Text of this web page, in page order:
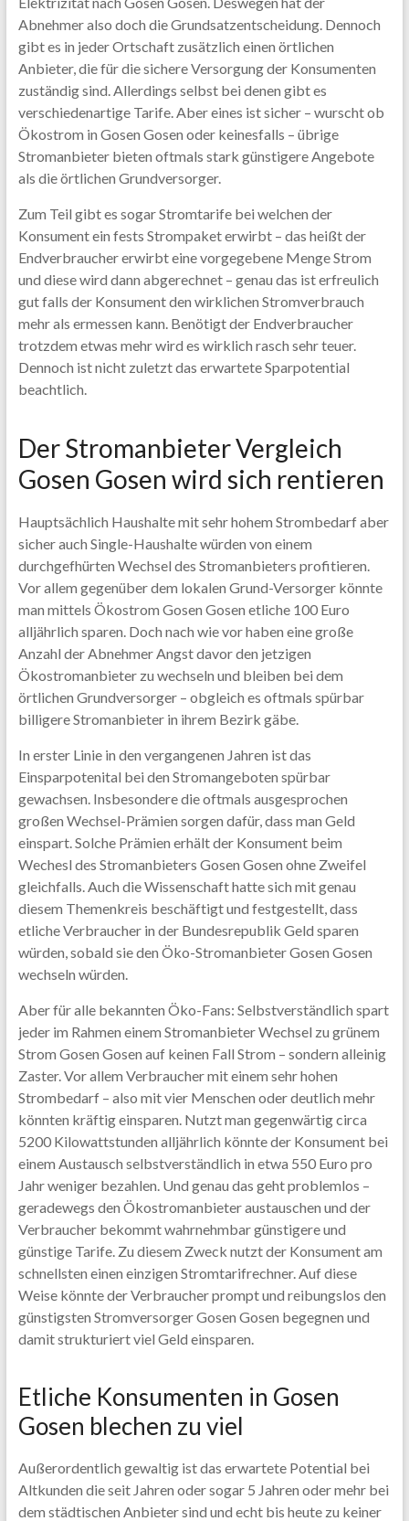
Abnehmer also doch die Grundsatzentscheidung. Dennoch
gibt es in jeder Ortschaft zusätzlich einen örtlichen
Anbieter, die für die sichere Versorgung der Konsumenten
zuständig sind. Allerdings selbst bei denen gibt es
verschiedenartige Tarife. Aber eines ist sicher – wurscht ob
Ökostrom in Gosen Gosen oder keinesfalls – übrige
Stromanbieter bieten oftmals stark günstigere Angebote
als die örtlichen Grundversorger.
Zum Teil gibt es sogar Stromtarife bei welchen der
Konsument ein fests Strompaket erwirbt – das heißt der
Endverbraucher erwirbt eine vorgegebene Menge Strom
und diese wird dann abgerechnet – genau das ist erfreulich
gut falls der Konsument den wirklichen Stromverbrauch
mehr als ermessen kann. Benötigt der Endverbraucher
trotzdem etwas mehr wird es wirklich rasch sehr teuer.
Dennoch ist nicht zuletzt das erwartete Sparpotential
beachtlich.
Der Stromanbieter Vergleich
Gosen Gosen wird sich rentieren
Hauptsächlich Haushalte mit sehr hohem Strombedarf aber
sicher auch Single-Haushalte würden von einem
durchgefhürten Wechsel des Stromanbieters profitieren.
Vor allem gegenüber dem lokalen Grund-Versorger könnte
man mittels Ökostrom Gosen Gosen etliche 100 Euro
alljährlich sparen. Doch nach wie vor haben eine große
Anzahl der Abnehmer Angst davor den jetzigen
Ökostromanbieter zu wechseln und bleiben bei dem
örtlichen Grundversorger – obgleich es oftmals spürbar
billigere Stromanbieter in ihrem Bezirk gäbe.
In erster Linie in den vergangenen Jahren ist das
Einsparpotenital bei den Stromangeboten spürbar
gewachsen. Insbesondere die oftmals ausgesprochen
großen Wechsel-Prämien sorgen dafür, dass man Geld
einspart. Solche Prämien erhält der Konsument beim
Wechesl des Stromanbieters Gosen Gosen ohne Zweifel
gleichfalls. Auch die Wissenschaft hatte sich mit genau
diesem Themenkreis beschäftigt und festgestellt, dass
etliche Verbraucher in der Bundesrepublik Geld sparen
würden, sobald sie den Öko-Stromanbieter Gosen Gosen
wechseln würden.
Aber für alle bekannten Öko-Fans: Selbstverständlich spart
jeder im Rahmen einem Stromanbieter Wechsel zu grünem
Strom Gosen Gosen auf keinen Fall Strom – sondern alleinig
Zaster. Vor allem Verbraucher mit einem sehr hohen
Strombedarf – also mit vier Menschen oder deutlich mehr
könnten kräftig einsparen. Nutzt man gegenwärtig circa
5200 Kilowattstunden alljährlich könnte der Konsument bei
einem Austausch selbstverständlich in etwa 550 Euro pro
Jahr weniger bezahlen. Und genau das geht problemlos –
geradewegs den Ökostromanbieter austauschen und der
Verbraucher bekommt wahrnehmbar günstigere und
günstige Tarife. Zu diesem Zweck nutzt der Konsument am
schnellsten einen einzigen Stromtarifrechner. Auf diese
Weise könnte der Verbraucher prompt und reibungslos den
günstigsten Stromversorger Gosen Gosen begegnen und
damit strukturiert viel Geld einsparen.
Etliche Konsumenten in Gosen
Gosen blechen zu viel
Außerordentlich gewaltig ist das erwartete Potential bei
Altkunden die seit Jahren oder sogar 5 Jahren oder mehr bei
dem städtischen Anbieter sind und echt bis heute zu keiner